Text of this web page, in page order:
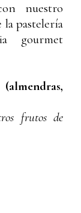
nuestro
la pastelería
gourmet
frutos de